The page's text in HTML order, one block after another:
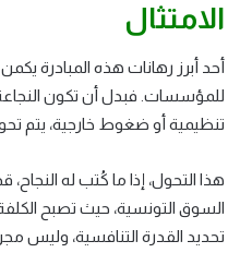
الامتثال
أحد أبرز رهانات هذه المبادرة
للمؤسسات. فبدل أن تكون النجاعة
تنظيمية أو ضغوط خارجية، يتم
هذا التحول، إذا ما كُتب له
السوق التونسية، حيث تصبح
تحديد القدرة التنافسية، وليس